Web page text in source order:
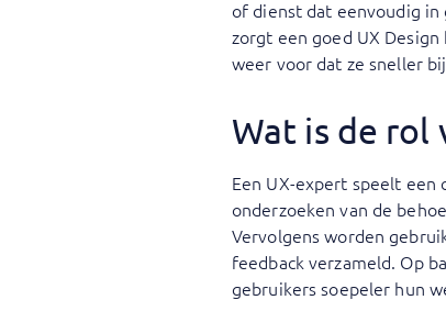
of dienst dat eenvoudig
zorgt een goed UX
weer voor dat ze sneller
Wat is de rol
Een UX-expert speelt
onderzoeken van de
Vervolgens worden
feedback verzameld. Op
gebruikers soepeler hun